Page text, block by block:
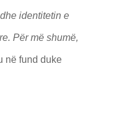
identitetin e
Për më shumë,
në fund duke